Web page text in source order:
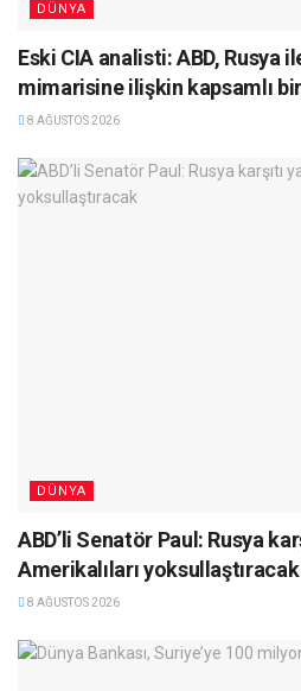
DÜNYA
Eski CIA analisti: ABD, Rusya
mimarisine ilişkin kapsamlı
8 AĞUSTOS 2026
DÜNYA
ABD’li Senatör Paul: Rusya
Amerikalıları yoksullaştıracak
8 AĞUSTOS 2026